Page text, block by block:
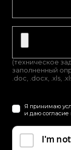
(техническое
заполненный
.doc, .docx, .xls,
Я принимаю
и даю согласие